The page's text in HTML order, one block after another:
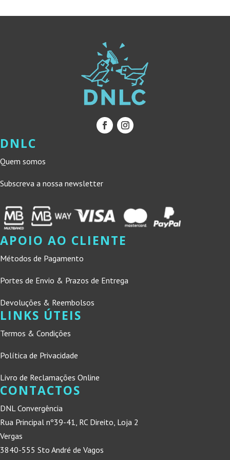
DNLC
Quem somos
Subscreva a nossa newsletter
APOIO AO CLIENTE
Métodos de Pagamento
Portes de Envio & Prazos de Entrega
Devoluções & Reembolsos
LINKS ÚTEIS
Termos & Condições
Política de Privacidade
Livro de Reclamações Online
CONTACTOS
DNL Convergência
Rua Principal nº39-41, RC Direito, Loja 2
Vergas
3840-555 Sto André de Vagos